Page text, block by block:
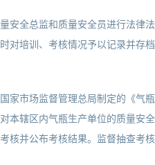
安全总监和质量安全员进行法律法
对培训、考核情况予以记录并存档
家市场监督管理总局制定的《气瓶
本辖区内气瓶生产单位的质量安全
核并公布考核结果。监督抽查考核